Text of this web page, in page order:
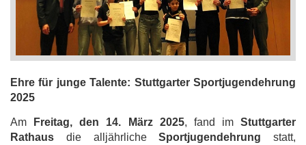
Ehre für junge Talente: Stuttgarter Sportjugendehrung
2025
Am Freitag, den 14. März 2025, fand im Stuttgarter
Rathaus die alljährlicheSportjugendehrung statt,